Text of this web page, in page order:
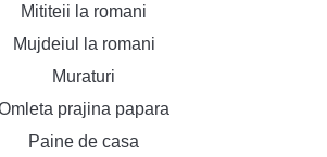
Mititeii la romani
Mujdeiul la romani
Muraturi
prajina papara
Paine de casa